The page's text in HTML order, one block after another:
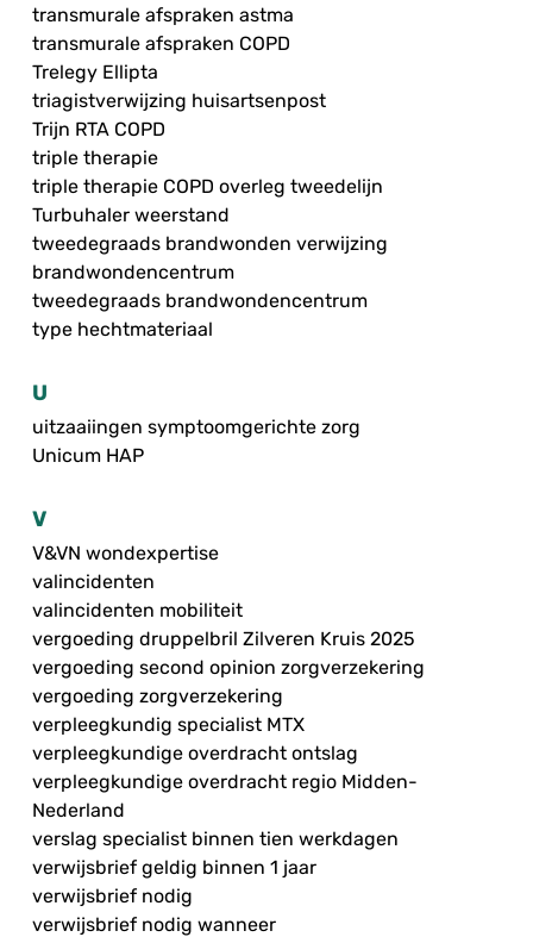
transmurale afspraken astma
transmurale afspraken COPD
Trelegy Ellipta
triagistverwijzing huisartsenpost
Trijn RTA COPD
triple therapie
triple therapie COPD overleg tweedelijn
Turbuhaler weerstand
tweedegraads brandwonden verwijzing
brandwondencentrum
tweedegraads brandwondencentrum
type hechtmateriaal
U
uitzaaiingen symptoomgerichte zorg
Unicum HAP
V
V&VN wondexpertise
valincidenten
valincidenten mobiliteit
vergoeding druppelbril Zilveren Kruis 2025
vergoeding second opinion zorgverzekering
vergoeding zorgverzekering
verpleegkundig specialist MTX
verpleegkundige overdracht ontslag
verpleegkundige overdracht regio Midden-
Nederland
verslag specialist binnen tien werkdagen
verwijsbrief geldig binnen 1 jaar
verwijsbrief nodig
verwijsbrief nodig wanneer